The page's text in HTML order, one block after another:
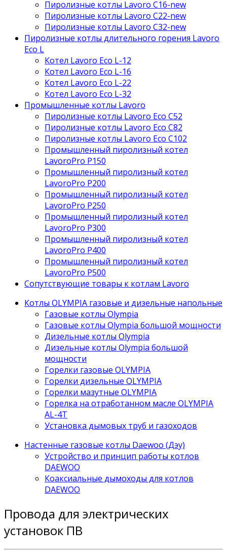
Пиролизные котлы Lavoro C16-new
Пиролизные котлы Lavoro C22-new
Пиролизные котлы Lavoro C32-new
Пиролизные котлы длительного горения Lavoro
Eco L
Котел Lavoro Eco L-12
Котел Lavoro Eco L-16
Котел Lavoro Eco L-22
Котел Lavoro Eco L-32
Промышленные котлы Lavoro
Пиролизные котлы Lavoro Eco С52
Пиролизные котлы Lavoro Eco С82
Пиролизные котлы Lavoro Eco С102
Промышленный пиролизный котел
LavoroPro P150
Промышленный пиролизный котел
LavoroPro P200
Промышленный пиролизный котел
LavoroPro P250
Промышленный пиролизный котел
LavoroPro P300
Промышленный пиролизный котел
LavoroPro P400
Промышленный пиролизный котел
LavoroPro P500
Сопутствующие товары к котлам Lavoro
Котлы OLYMPIA газовые и дизельные напольные
Газовые котлы Olympia
Газовые котлы Olympia большой мощности
Дизельные котлы Olympia
Дизельные котлы Olympia большой
мощности
Горелки газовые OLYMPIA
Горелки дизельные OLYMPIA
Горелки мазутные OLYMPIA
Горелка на отработанном масле OLYMPIA
AL-4T
Установка дымовых труб и газоходов
Настенные газовые котлы Daewoo (Дэу)
Устройство и принцип работы котлов
DAEWOO
Коаксиальные дымоходы для котлов
DAEWOO
Провода для электрических
установок ПВ